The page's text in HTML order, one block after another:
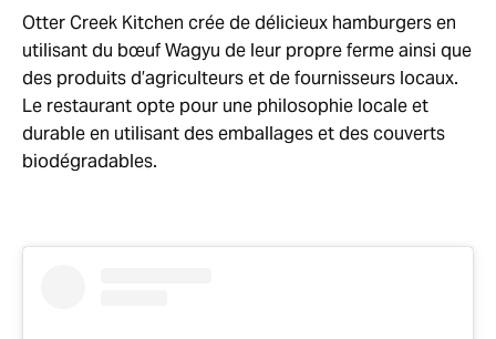
Otter Creek Kitchen crée de délicieux hamburgers en
utilisant du bœuf Wagyu de leur propre ferme ainsi que
des produits d’agriculteurs et de fournisseurs locaux.
Le restaurant opte pour une philosophie locale et
durable en utilisant des emballages et des couverts
biodégradables.